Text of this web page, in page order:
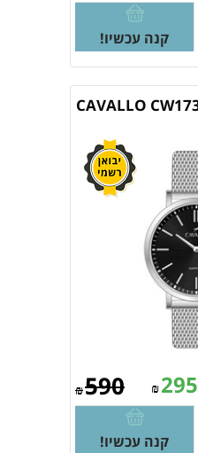
קנה עכשיו!
₪590 ₪295
קנה עכשיו!